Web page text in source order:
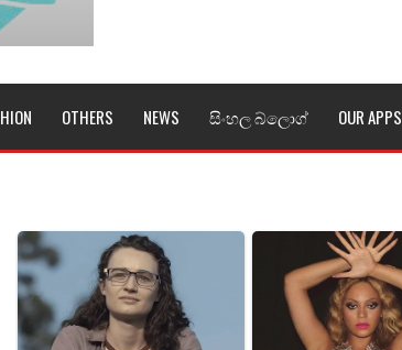
Lyrics - ලස්සන අම්මා ගීතයේ පද පෙළ
Lyrics - ගේමක් දීලා ගීතයේ පද පෙළ
- දෝණි ගීතයේ පද පෙළ
Song Lyrics - බෙන්තර පාලමේ ගීතයේ පද පෙළ
Song Lyrics - සඳ බැබලෙන ගීතයේ පද පෙළ
OTHERS NEWS සිංහල බ්ලොග් OUR APPS